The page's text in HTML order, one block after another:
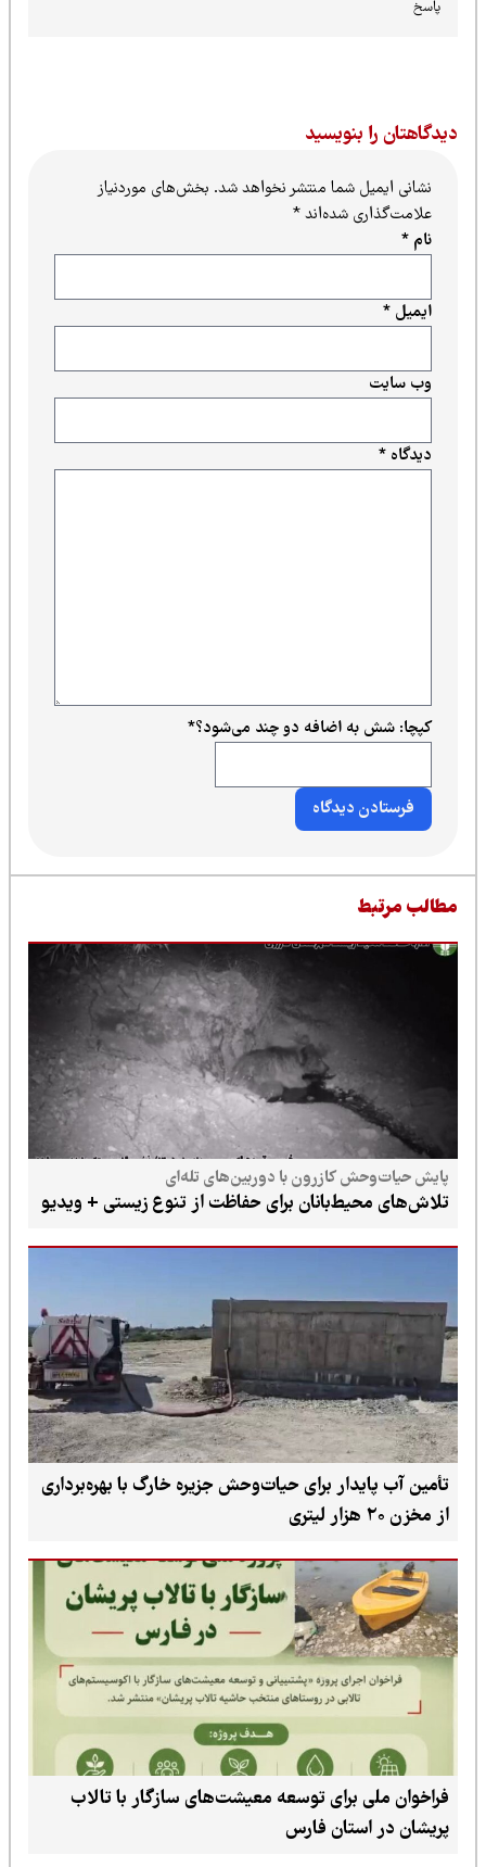
را بنویسید
نشانی ایمیل شما منتشر نخواهد شد.بخش‌های موردنیاز
علامت‌گذاری شده‌اند*
دیدگاه*
ایمیل*
وب‌ سایت
کپچا: شش به اضافه دو چند می‌شود؟*
مرتبط
پایش حیات‌وحش کازرون با دوربین‌های تله‌ای
تلاش‌های محیط‌بانان برای حفاظت از تنوع زیستی + ویدیو
تأمین آب پایدار برای حیات‌وحش جزیره خارگ با بهره‌برداری
از مخزن ۲۰ هزار لیتری
فراخوان ملی برای توسعه معیشت‌های سازگار با تالاب
پریشان در استان فارس